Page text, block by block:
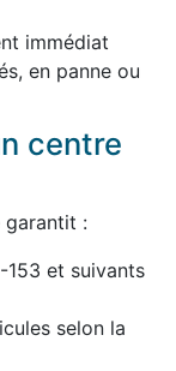
immédiat
en panne ou
centre
garantit :
et suivants
selon la